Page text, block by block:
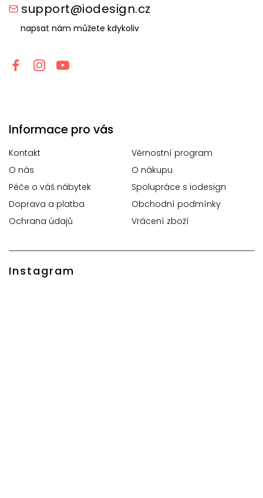
support@iodesign.cz
napsat nám můžete kdykoliv
Informace pro vás
Kontakt
Věrnostní program
O nás
O nákupu
Péče o váš nábytek
Spolupráce s iodesign
Doprava a platba
Obchodní podmínky
Ochrana údajů
Vrácení zboží
Instagram